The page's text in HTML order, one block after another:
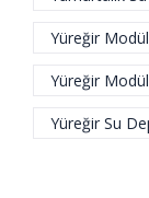
Yüreğir
Yüreğir
Yüreğir Su